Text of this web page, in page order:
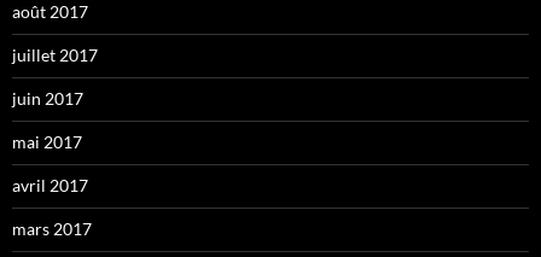
août 2017
juillet 2017
juin 2017
mai 2017
avril 2017
mars 2017